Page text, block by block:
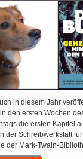
in diesem Jahr
den ersten Wochen
die ersten Kapitel
der Schreibwerkstatt für
der Mark-Twain-